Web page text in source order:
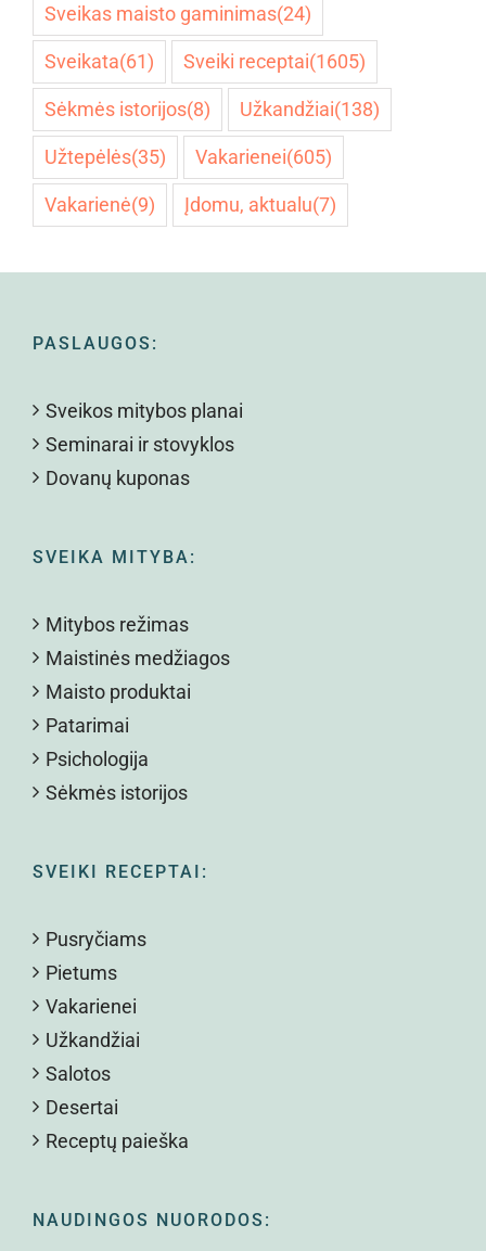
Sveikas maisto gaminimas(24)
Sveikata(61) Sveiki receptai(1605)
Sėkmės istorijos(8) Užkandžiai(138)
Užtepėlės(35) Vakarienei(605)
Vakarienė(9) Įdomu, aktualu(7)
PASLAUGOS:
Sveikos mitybos planai
Seminarai ir stovyklos
Dovanų kuponas
SVEIKA MITYBA:
Mitybos režimas
Maistinės medžiagos
Maisto produktai
Patarimai
Psichologija
Sėkmės istorijos
SVEIKI RECEPTAI:
Pusryčiams
Pietums
Vakarienei
Užkandžiai
Salotos
Desertai
Receptų paieška
NAUDINGOS NUORODOS: